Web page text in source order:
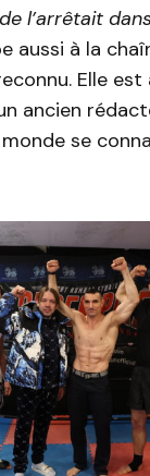
l’arrêtait
aussi à la
Elle est
ancien
se